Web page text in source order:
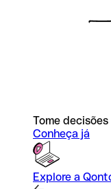
Tome
Conheça já
Explore a